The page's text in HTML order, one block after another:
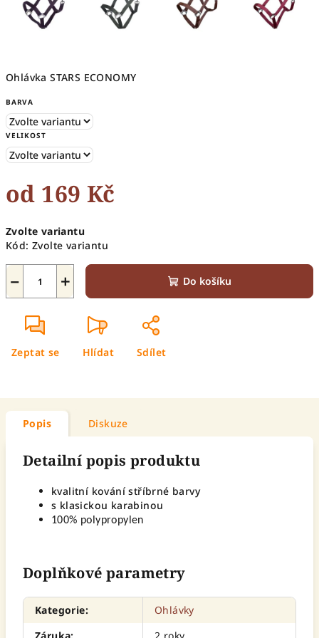
Ohlávka STARS ECONOMY
BARVA
VELIKOST
od 169 Kč
cena:
Zvolte variantu
Kód: Zvolte variantu
+
− Do košíku
Zeptat se Hlídat Sdílet
Popis Diskuze
Detailní popis produktu
kvalitní kování stříbrné barvy
s klasickou karabinou
100% polypropylen
Doplňkové parametry
Kategorie:
Ohlávky